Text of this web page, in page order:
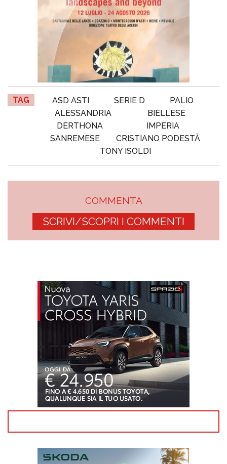
TAG ASD ASTI SERIE D
PALIO
ALESSANDRIA
BIELLESE
DERTHONA
IMPERIA
SANREMESE
CRISTIANO PODESTÀ
TONY ISOLDI
COMMENTA
SCRIVI/SCOPRI I COMMENTI